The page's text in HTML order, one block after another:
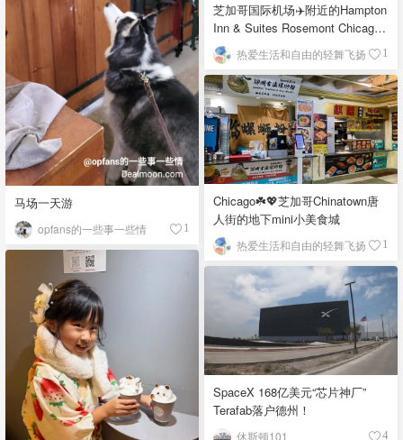
马场一天游
opfans的一些事一些情 1
芝加哥国际机场✈️附近的Hampton
Inn & Suites Rosemont Chicago
O'Hare自助早餐
热爱生活和自由的轻舞飞扬 1
Chicago☘️💖芝加哥Chinatown唐
人街的地下mini小美食城
热爱生活和自由的轻舞飞扬 1
SpaceX 168亿美元“芯片神厂”
Terafab落户德州！
休斯顿101 4